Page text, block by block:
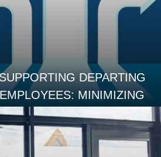
DEPARTING
EMPLOYEES: MINIMIZING
AND MAINTAINING
MORALE